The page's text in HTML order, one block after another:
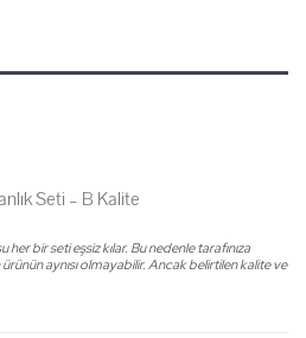
Seti – B Kalite
bir seti eşsiz kılar. Bu nedenle tarafınıza
aynısı olmayabilir. Ancak belirtilen kalite ve